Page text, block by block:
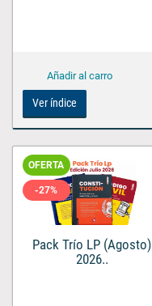
Ver índice
OFERTA
-27%
Pack Trío LP (Agosto)
2026..